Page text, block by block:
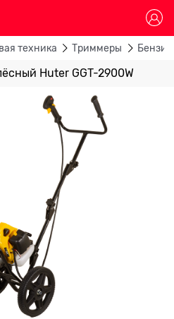
техника Триммеры
Huter GGT-2900W